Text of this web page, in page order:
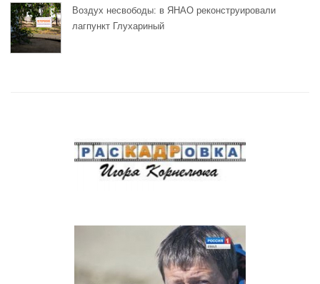
Воздух несвободы: в ЯНАО реконструировали
лагпункт Глухариный